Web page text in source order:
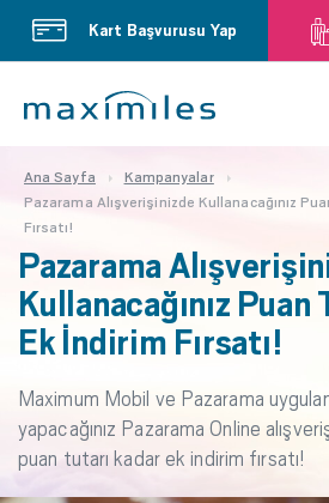
Kart Başvurusu Yap
Ana Sayfa
Kampanyalar
Pazarama Alışverişinizde Kullanacağınız
Fırsatı!
Pazarama
Kullanacağınız Puan
Ek İndirim Fırsatı!
Maximum Mobil ve Pazarama
yapacağınız Pazarama Online
puan tutarı kadar ek indirim fırsatı!